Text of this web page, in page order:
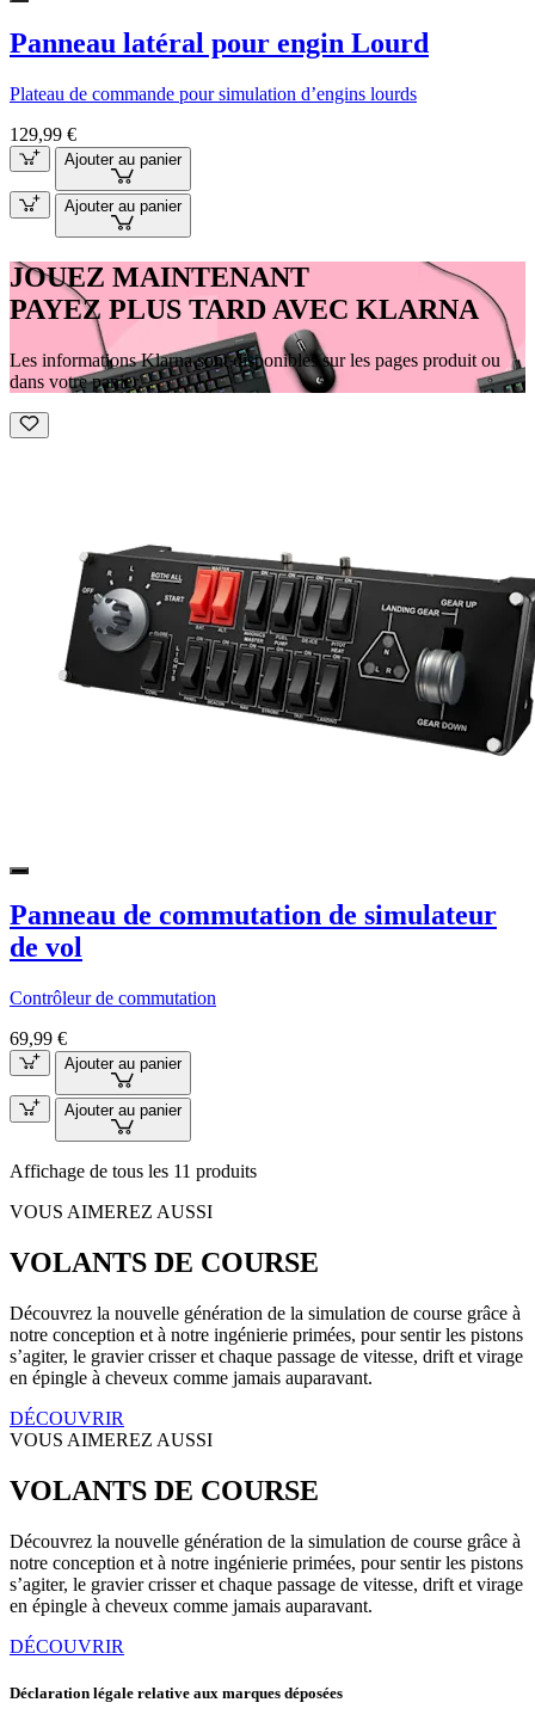
Panneau latéral pour engin Lourd
Plateau de commande pour simulation d’engins lourds
129,99 €
Ajouter au panier
Ajouter au panier
JOUEZ MAINTENANT
PAYEZ PLUS TARD AVEC KLARNA
Les informations Klarna sont disponibles sur les pages produit ou
dans votre panier.
Panneau de commutation de simulateur
de vol
Contrôleur de commutation
69,99 €
Ajouter au panier
Ajouter au panier
Affichage de tous les 11 produits
VOUS AIMEREZ AUSSI
VOLANTS DE COURSE
Découvrez la nouvelle génération de la simulation de course grâce à
notre conception et à notre ingénierie primées, pour sentir les pistons
s’agiter, le gravier crisser et chaque passage de vitesse, drift et virage
en épingle à cheveux comme jamais auparavant.
DÉCOUVRIR
VOUS AIMEREZ AUSSI
VOLANTS DE COURSE
Découvrez la nouvelle génération de la simulation de course grâce à
notre conception et à notre ingénierie primées, pour sentir les pistons
s’agiter, le gravier crisser et chaque passage de vitesse, drift et virage
en épingle à cheveux comme jamais auparavant.
DÉCOUVRIR
Déclaration légale relative aux marques déposées